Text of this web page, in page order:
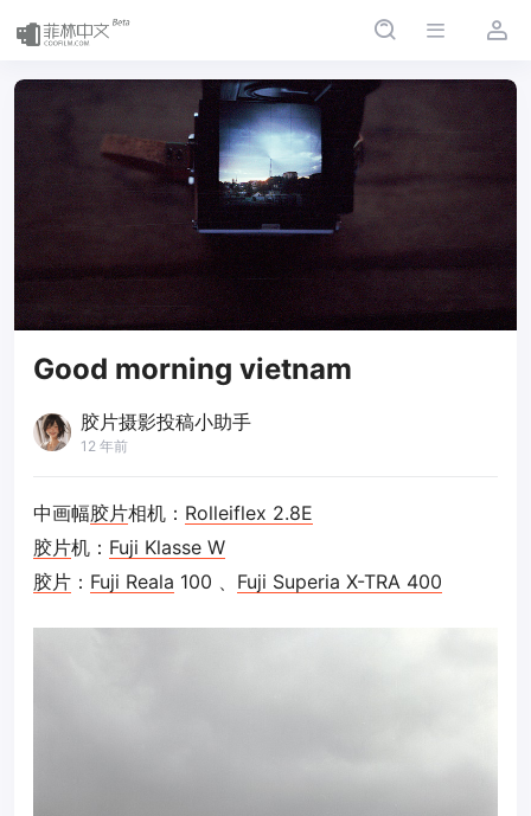
Good morning vietnam
胶片摄影投稿小助手
12 年前
中画幅胶片相机： Rolleiflex 2.8E
胶片机： Fuji Klasse W
胶片 ： Fuji Reala 100 、 Fuji Superia X-TRA 400